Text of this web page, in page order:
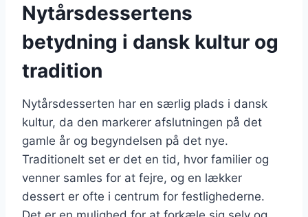
Nytårsdessertens
betydning i dansk kultur og
tradition
Nytårsdesserten har en særlig plads i dansk
kultur, da den markerer afslutningen på det
gamle år og begyndelsen på det nye.
Traditionelt set er det en tid, hvor familier og
venner samles for at fejre, og en lækker
dessert er ofte i centrum for festlighederne.